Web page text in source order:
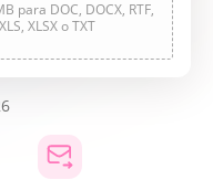
para DOC, DOCX, RTF,
XLSX o TXT